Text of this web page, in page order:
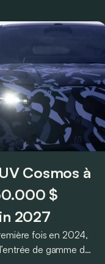
Cosmos à
$
2027
fois en 2024,
de gamme de